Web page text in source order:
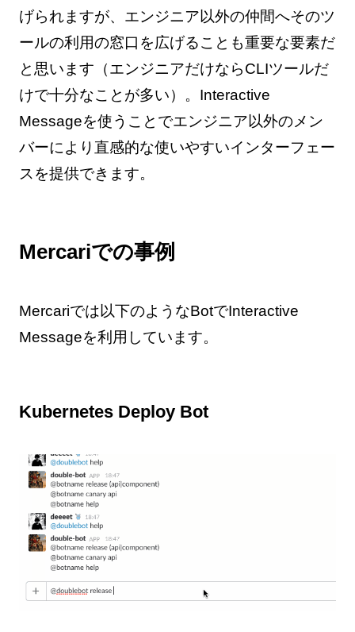
げられますが、エンジニア以外の仲間へそのツ
ールの利用の窓口を広げることも重要な要素だ
と思います（エンジニアだけならCLIツールだ
けで十分なことが多い）。Interactive
Messageを使うことでエンジニア以外のメン
バーにより直感的な使いやすいインターフェー
スを提供できます。
Mercariでの事例
Mercariでは以下のようなBotでInteractive
Messageを利用しています。
Kubernetes Deploy Bot